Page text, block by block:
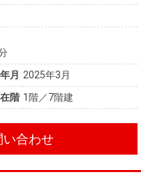
月 2025年3月
階 1階／7階建
い合わせ